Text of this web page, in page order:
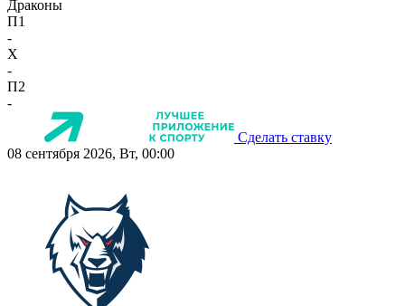
Драконы
П1
-
X
-
П2
-
Сделать ставку
08 сентября 2026, Вт, 00:00